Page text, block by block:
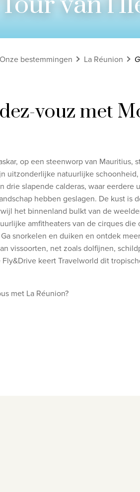
thema's
Onze bestemmingen La Réunion
vouz met
op een steenworp van Mauritius,
uitzonderlijke natuurlijke
drie slapende calderas, waar eerdere
hebben geslagen. De kust is
het binnenland bulkt van de
amfitheaters van de cirques
snorkelen en duiken en ontdek
vissoorten, net zoals dolfijnen,
keert Travelworld dit
met La Réunion?